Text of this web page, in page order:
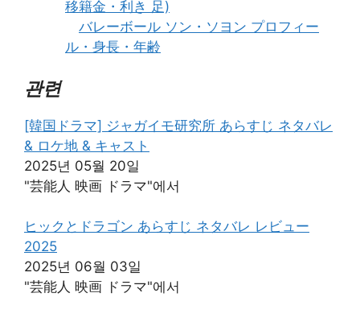
移籍金・利き 足)
バレーボール ソン・ソヨン プロフィー
ル・身長・年齢
관련
[韓国ドラマ] ジャガイモ研究所 あらすじ ネタバレ
& ロケ地 & キャスト
2025년 05월 20일
"芸能人 映画 ドラマ"에서
ヒックとドラゴン あらすじ ネタバレ レビュー
2025
2025년 06월 03일
"芸能人 映画 ドラマ"에서